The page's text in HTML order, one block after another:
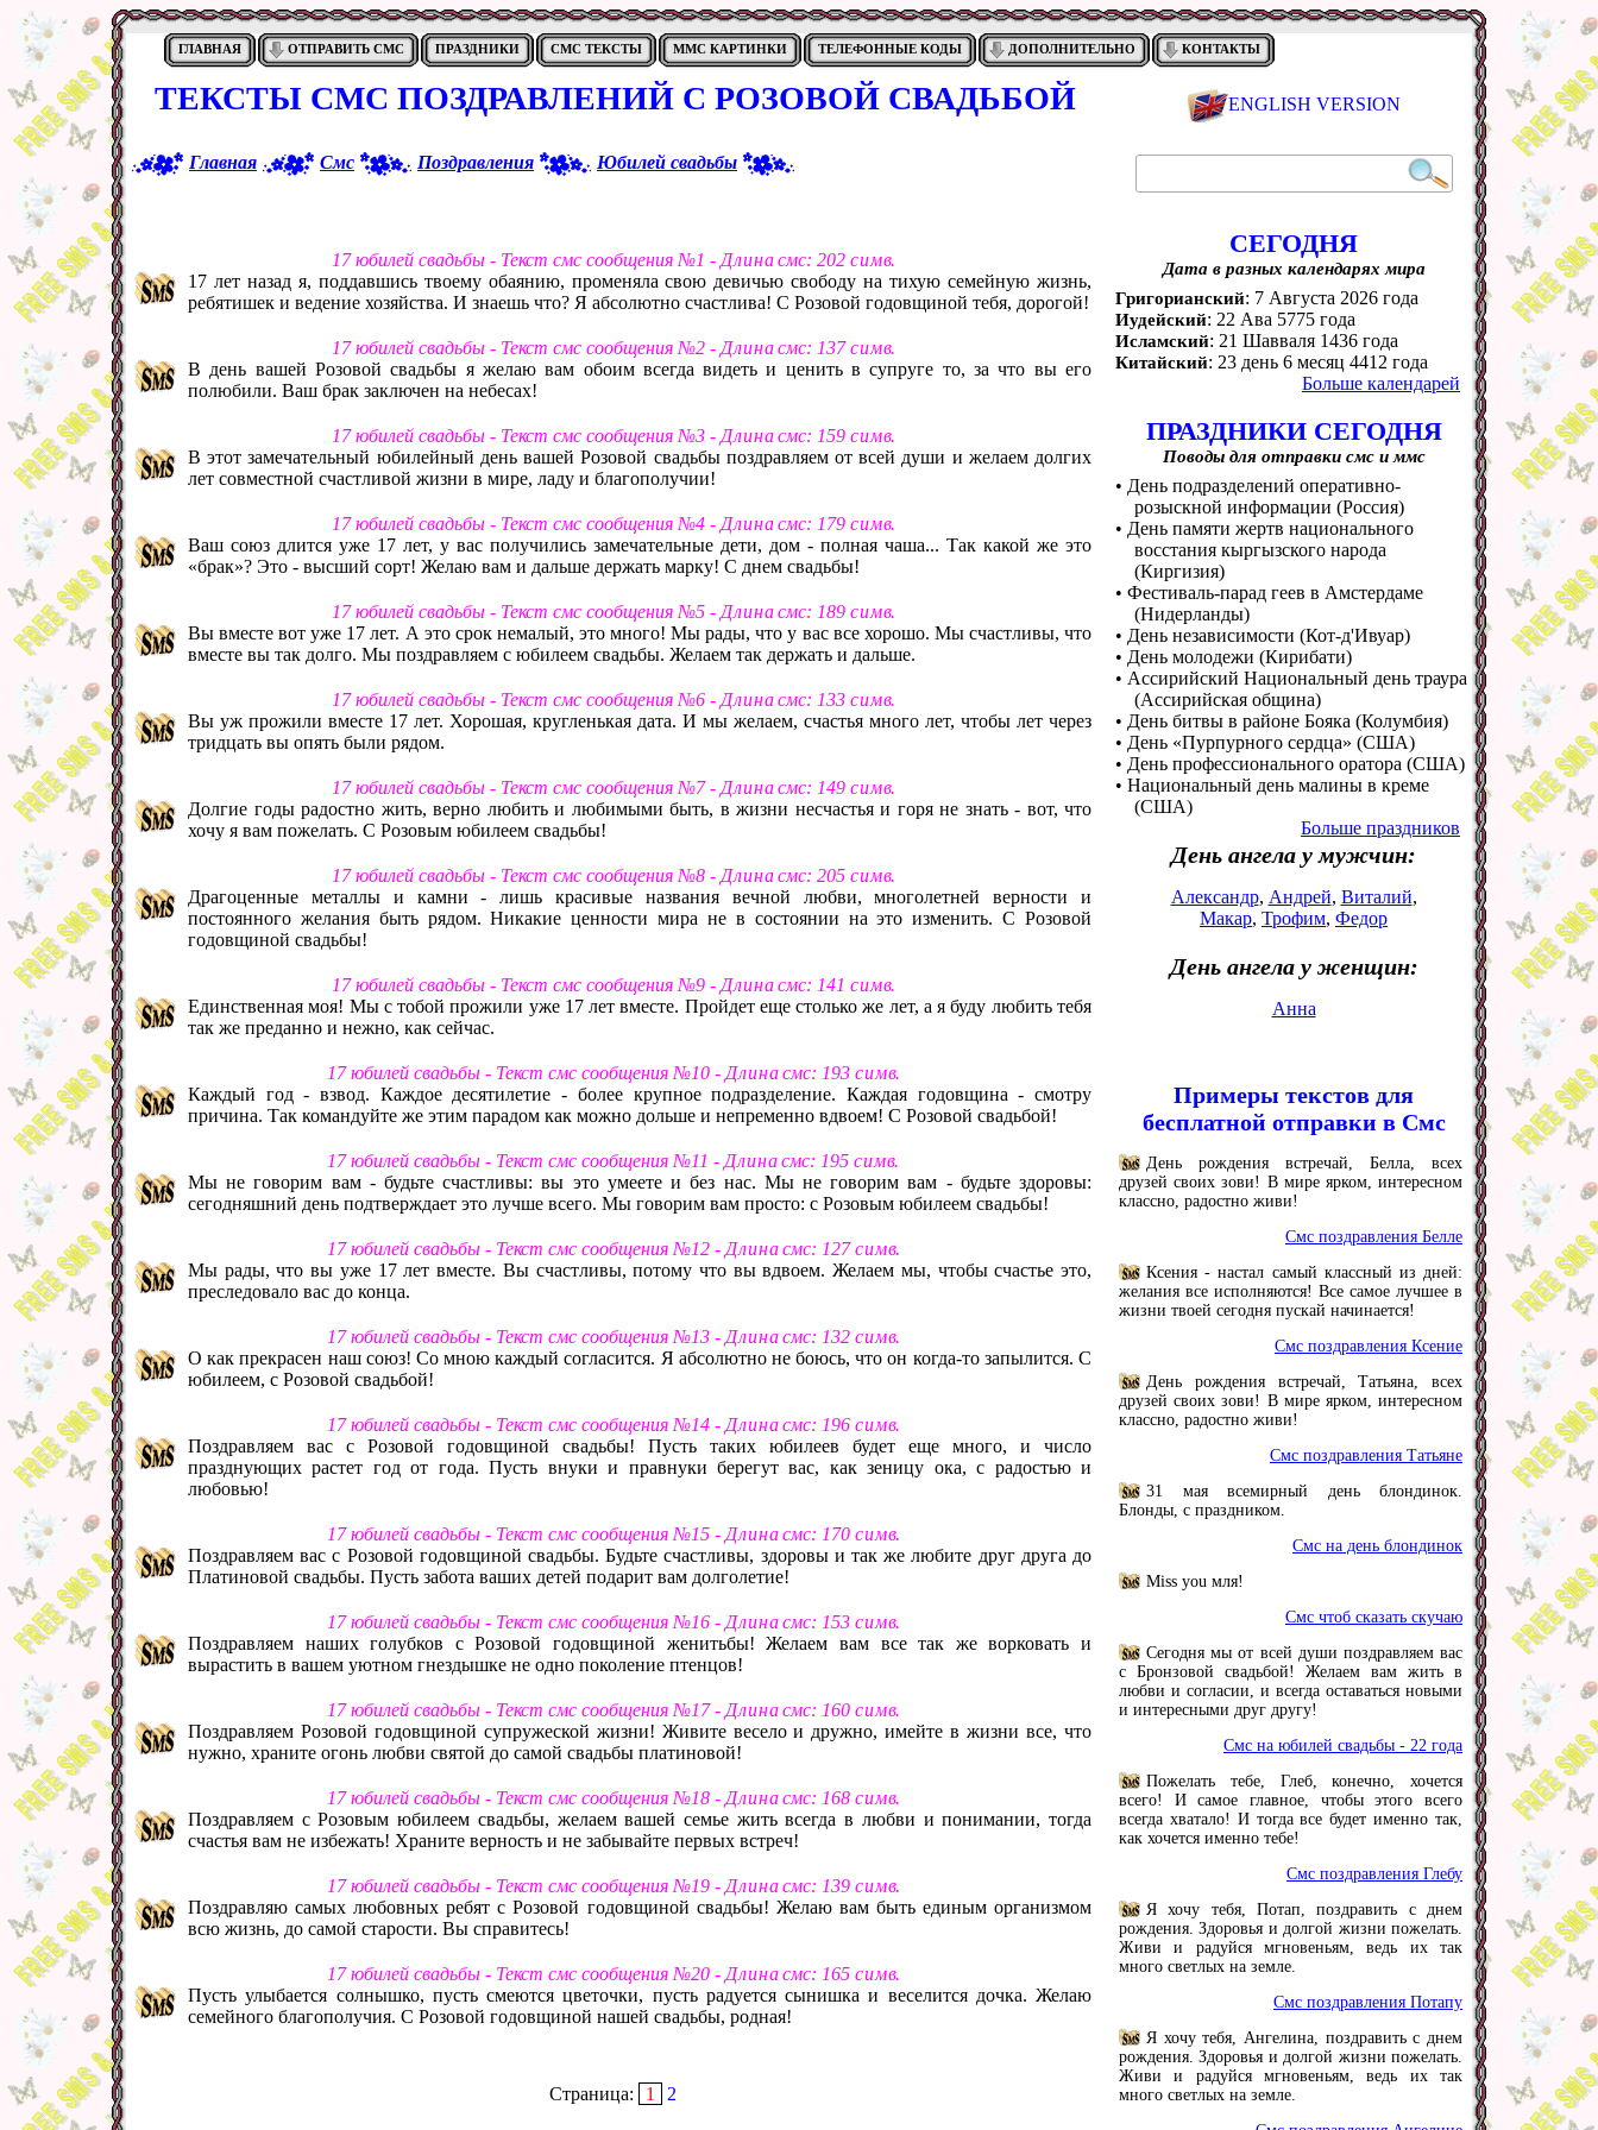
ГЛАВНАЯ ОТПРАВИТЬ СМС ПРАЗДНИКИ СМС ТЕКСТЫ ММС КАРТИНКИ ТЕЛЕФОННЫЕ КОДЫ ДОПОЛНИТЕЛЬНО КОНТАКТЫ
ТЕКСТЫ СМС ПОЗДРАВЛЕНИЙ С РОЗОВОЙ СВАДЬБОЙ
Главная Смс Поздравления Юбилей свадьбы
17 юбилей свадьбы - Текст смс сообщения №1 - Д л и н асмс: 202 с и м в.
17 лет назад я, поддавшись твоему обаянию, променяла свою девичью свободу на тихую семейную жизнь,
ребятишек и ведение хозяйства. И знаешь что? Я абсолютно счастлива! С Розовой годовщиной тебя, дорогой!
17 юбилей свадьбы - Текст смс сообщения №2 - Д л и н асмс: 137с и м в.
В день вашей Розовой свадьбы я желаю вам обоим всегда видеть и ценить в супруге то, за что вы его
полюбили. Ваш брак заключен на небесах!
17 юбилей свадьбы - Текст смс сообщения №3 - Д л и н асмс: 159 с и м в.
В этот замечательный юбилейный день вашей Розовой свадьбы поздравляем от всей души и желаем долгих
лет совместной счастливой жизни в мире, ладу и благополучии!
17 юбилей свадьбы - Текст смс сообщения №4 - Д л и н асмс: 179 с и м в.
Ваш союз длится уже 17 лет, у вас получились замечательные дети, дом - полная чаша... Так какой же это
«брак»? Это - высший сорт! Желаю вам и дальше держать марку! С днем свадьбы!
17 юбилей свадьбы - Текст смс сообщения №5 - Д л и н асмс: 189 с и м в.
Вы вместе вот уже 17 лет. А это срок немалый, это много! Мы рады, что у вас все хорошо. Мы счастливы, что
вместе вы так долго. Мы поздравляем с юбилеем свадьбы. Желаем так держать и дальше.
17 юбилей свадьбы - Текст смс сообщения №6 - Д л и н асмс: 133 с и м в.
Вы уж прожили вместе 17 лет. Хорошая, кругленькая дата. И мы желаем, счастья много лет, чтобы лет через
тридцать вы опять были рядом.
17 юбилей свадьбы - Текст смс сообщения №7 - Д л и н асмс: 149 с и м в.
Долгие годы радостно жить, верно любить и любимыми быть, в жизни несчастья и горя не знать - вот, что
хочу я вам пожелать. С Розовым юбилеем свадьбы!
17 юбилей свадьбы - Текст смс сообщения №8 - Д л и н асмс: 205 с и м в.
Драгоценные металлы и камни - лишь красивые названия вечной любви, многолетней верности и
постоянного желания быть рядом. Никакие ценности мира не в состоянии на это изменить. С Розовой
годовщиной свадьбы!
17 юбилей свадьбы - Текст смс сообщения №9 - Д л и н асмс: 141 с и м в.
Единственная моя! Мы с тобой прожили уже 17 лет вместе. Пройдет еще столько же лет, а я буду любить тебя
так же преданно и нежно, как сейчас.
17 юбилей свадьбы - Текст смс сообщения №10 - Д л и н асмс: 193 с и м в.
Каждый год - взвод. Каждое десятилетие - более крупное подразделение. Каждая годовщина - смотру
причина. Так командуйте же этим парадом как можно дольше и непременно вдвоем! С Розовой свадьбой!
17 юбилей свадьбы - Текст смс сообщения №11 - Д л и н асмс: 195 с и м в.
Мы не говорим вам - будьте счастливы: вы это умеете и без нас. Мы не говорим вам - будьте здоровы:
сегодняшний день подтверждает это лучше всего. Мы говорим вам просто: с Розовым юбилеем свадьбы!
17 юбилей свадьбы - Текст смс сообщения №12 - Д л и н асмс: 127с и м в.
Мы рады, что вы уже 17 лет вместе. Вы счастливы, потому что вы вдвоем. Желаем мы, чтобы счастье это,
преследовало вас до конца.
17 юбилей свадьбы - Текст смс сообщения №13 - Д л и н асмс: 132 с и м в.
О как прекрасен наш союз! Со мною каждый согласится. Я абсолютно не боюсь, что он когда-то запылится. С
юбилеем, с Розовой свадьбой!
17 юбилей свадьбы - Текст смс сообщения №14 - Д л и н асмс: 196 с и м в.
Поздравляем вас с Розовой годовщиной свадьбы! Пусть таких юбилеев будет еще много, и число
празднующих растет год от года. Пусть внуки и правнуки берегут вас, как зеницу ока, с радостью и
любовью!
17 юбилей свадьбы - Текст смс сообщения №15 - Д л и н асмс: 170 с и м в.
Поздравляем вас с Розовой годовщиной свадьбы. Будьте счастливы, здоровы и так же любите друг друга до
Платиновой свадьбы. Пусть забота ваших детей подарит вам долголетие!
17 юбилей свадьбы - Текст смс сообщения №16 - Д л и н асмс: 153 с и м в.
Поздравляем наших голубков с Розовой годовщиной женитьбы! Желаем вам все так же ворковать и
вырастить в вашем уютном гнездышке не одно поколение птенцов!
17 юбилей свадьбы - Текст смс сообщения №17 - Д л и н асмс: 160 с и м в.
Поздравляем Розовой годовщиной супружеской жизни! Живите весело и дружно, имейте в жизни все, что
нужно, храните огонь любви святой до самой свадьбы платиновой!
17 юбилей свадьбы - Текст смс сообщения №18 - Д л и н асмс: 168 с и м в.
Поздравляем с Розовым юбилеем свадьбы, желаем вашей семье жить всегда в любви и понимании, тогда
счастья вам не избежать! Храните верность и не забывайте первых встреч!
17 юбилей свадьбы - Текст смс сообщения №19 - Д л и н асмс: 139 с и м в.
Поздравляю самых любовных ребят с Розовой годовщиной свадьбы! Желаю вам быть единым организмом
всю жизнь, до самой старости. Вы справитесь!
17 юбилей свадьбы - Текст смс сообщения №20 - Д л и н асмс: 165 с и м в.
Пусть улыбается солнышко, пусть смеются цветочки, пусть радуется сынишка и веселится дочка. Желаю
семейного благополучия. С Розовой годовщиной нашей свадьбы, родная!
Страница: 1 2
ENGLISH VERSION
СЕГОДНЯ
Дата в разных календарях мира
Григорианский: 7 Августа 2026 года
Иудейский: 22 Ава 5775 года
Исламский: 21 Шавваля 1436 года
Китайский: 23 день 6 месяц 4412 года
Больше календарей
ПРАЗДНИКИ СЕГОДНЯ
Поводы для отправки смс и ммс
• День подразделений оперативно-
розыскной информации (Россия)
• День памяти жертв национального
восстания кыргызского народа
(Киргизия)
• Фестиваль-парад геев в Амстердаме
(Нидерланды)
• День независимости (Кот-д'Ивуар)
• День молодежи (Кирибати)
• Ассирийский Национальный день траура
(Ассирийская община)
• День битвы в районе Бояка (Колумбия)
• День «Пурпурного сердца» (США)
• День профессионального оратора (США)
• Национальный день малины в креме
(США)
Больше праздников
День ангела у мужчин:
Александр, Андрей, Виталий,
Макар, Трофим, Федор
День ангела у женщин:
Анна
Примеры текстов для
бесплатной отправки в Смс
День рождения встречай, Белла, всех
друзей своих зови! В мире ярком, интересном
классно, радостно живи!
Смс поздравления Белле
Ксения - настал самый классный из дней:
желания все исполняются! Все самое лучшее в
жизни твоей сегодня пускай начинается!
Смс поздравления Ксение
День рождения встречай, Татьяна, всех
друзей своих зови! В мире ярком, интересном
классно, радостно живи!
Смс поздравления Татьяне
31 мая всемирный день блондинок.
Блонды, с праздником.
Смс на день блондинок
Miss you мля!
Смс чтоб сказать скучаю
Сегодня мы от всей души поздравляем вас
с Бронзовой свадьбой! Желаем вам жить в
любви и согласии, и всегда оставаться новыми
и интересными друг другу!
Смс на юбилей свадьбы - 22 года
Пожелать тебе, Глеб, конечно, хочется
всего! И самое главное, чтобы этого всего
всегда хватало! И тогда все будет именно так,
как хочется именно тебе!
Смс поздравления Глебу
Я хочу тебя, Потап, поздравить с днем
рождения. Здоровья и долгой жизни пожелать.
Живи и радуйся мгновеньям, ведь их так
много светлых на земле.
Смс поздравления Потапу
Я хочу тебя, Ангелина, поздравить с днем
рождения. Здоровья и долгой жизни пожелать.
Живи и радуйся мгновеньям, ведь их так
много светлых на земле.